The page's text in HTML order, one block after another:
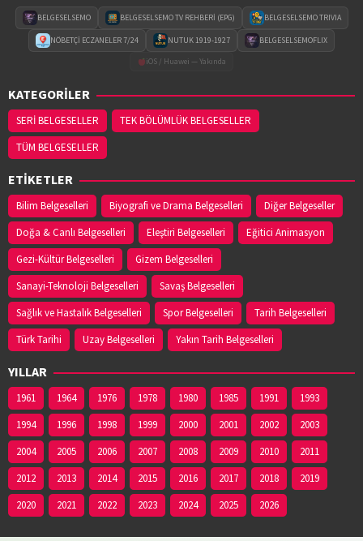
BELGESELSEMO BELGESELSEMO TV REHBERİ (EPG) BELGESELSEMO TRIVIA
NÖBETÇİ ECZANELER 7/24 NUTUK 1919-1927
BELGESELSEMOFLIX
iOS / Huawei — Yakında
KATEGORİLER
SERİ BELGESELLER
TEK BÖLÜMLÜK BELGESELLER
TÜM BELGESELLER
ETİKETLER
Bilim Belgeselleri Biyografi ve Drama Belgeselleri
Diğer Belgeseller
Doğa & Canlı Belgeselleri
Eleştiri Belgeselleri
Eğitici Animasyon
Gezi-Kültür Belgeselleri
Gizem Belgeselleri
Sanayi-Teknoloji Belgeselleri
Savaş Belgeselleri
Sağlık ve Hastalık Belgeselleri
Spor Belgeselleri
Tarih Belgeselleri
Türk Tarihi
Uzay Belgeselleri Yakın Tarih Belgeselleri
YILLAR
1961 1964 1976 1978 1980 1985 1991
1993
1994
1996 1998 1999 2000 2001 2002
2003
2004
2005 2006 2007 2008 2009 2010
2011
2012
2013 2014 2015 2016 2017 2018
2019
2020
2021 2022 2023 2024 2025 2026